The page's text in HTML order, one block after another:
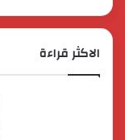
الاكثر قراءة